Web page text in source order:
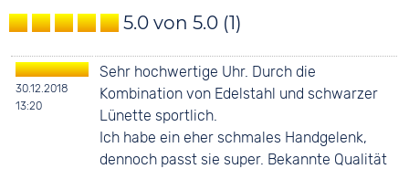
5.0 von 5.0 (1)
30.12.2018
13:20
Sehr hochwertige Uhr. Durch die
Kombination von Edelstahl und schwarzer
Lünette sportlich.
Ich habe ein eher schmales Handgelenk,
dennoch passt sie super. Bekannte Qualität